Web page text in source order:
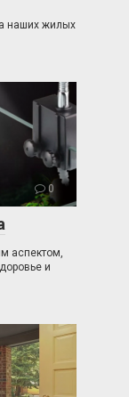
наших жилых
0
аспектом,
и